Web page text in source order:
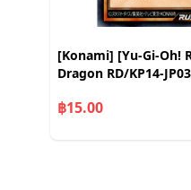
[Konami] [Yu-Gi-Oh!
Dragon RD/KP14-
฿15.00